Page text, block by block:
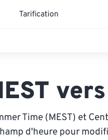
Tarification
vers
Time (MEST) et
d'heure pour